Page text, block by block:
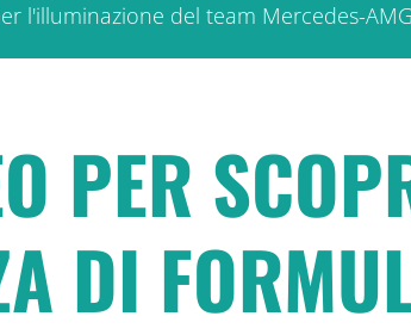
l'illuminazione del team Mercedes-AMG
PER
DI